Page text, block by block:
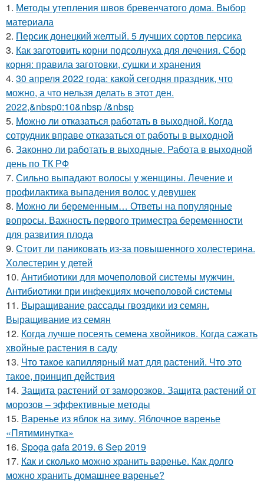
1. Методы утепления швов бревенчатого дома. Выбор
материала
2. Персик донецкий желтый. 5 лучших сортов персика
3. Как заготовить корни подсолнуха для лечения. Сбор
корня: правила заготовки, сушки и хранения
4. 30 апреля 2022 года: какой сегодня праздник, что
можно, а что нельзя делать в этот ден.
2022,&nbsp0:10&nbsp /&nbsp
5. Можно ли отказаться работать в выходной. Когда
сотрудник вправе отказаться от работы в выходной
6. Законно ли работать в выходные. Работа в выходной
день по ТК РФ
7. Сильно выпадают волосы у женщины. Лечение и
профилактика выпадения волос у девушек
8. Можно ли беременным… Ответы на популярные
вопросы. Важность первого триместра беременности
для развития плода
9. Стоит ли паниковать из-за повышенного холестерина.
Холестерин у детей
10. Антибиотики для мочеполовой системы мужчин.
Антибиотики при инфекциях мочеполовой системы
11. Выращивание рассады гвоздики из семян.
Выращивание из семян
12. Когда лучше посеять семена хвойников. Когда сажать
хвойные растения в саду
13. Что такое капиллярный мат для растений. Что это
такое, принцип действия
14. Защита растений от заморозков. Защита растений от
морозов – эффективные методы
15. Варенье из яблок на зиму. Яблочное варенье
«Пятиминутка»
16. Spoga gafa 2019. 6 Sep 2019
17. Как и сколько можно хранить варенье. Как долго
можно хранить домашнее варенье?